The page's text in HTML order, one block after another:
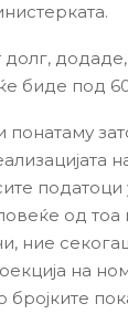
долг, додаде,
биде под
понатаму
податоци
од тоа
ние
на